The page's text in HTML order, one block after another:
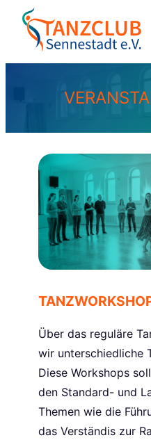
Zum
Inhalt
Über das reguläre
wir unterschiedliche
Diese Workshops
den Standard- und
Themen wie die
das Verständis zur